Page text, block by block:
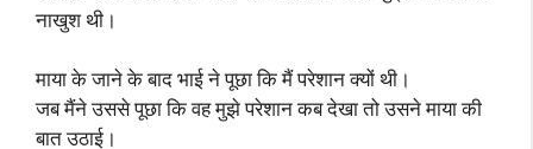
नाखुश थी।
माया के जाने के बाद भाई ने पूछा कि मैं परेशान क्यों थी।
जब मैंने उससे पूछा कि वह मुझे परेशान कब देखा तो उसने माया की
बात उठाई।